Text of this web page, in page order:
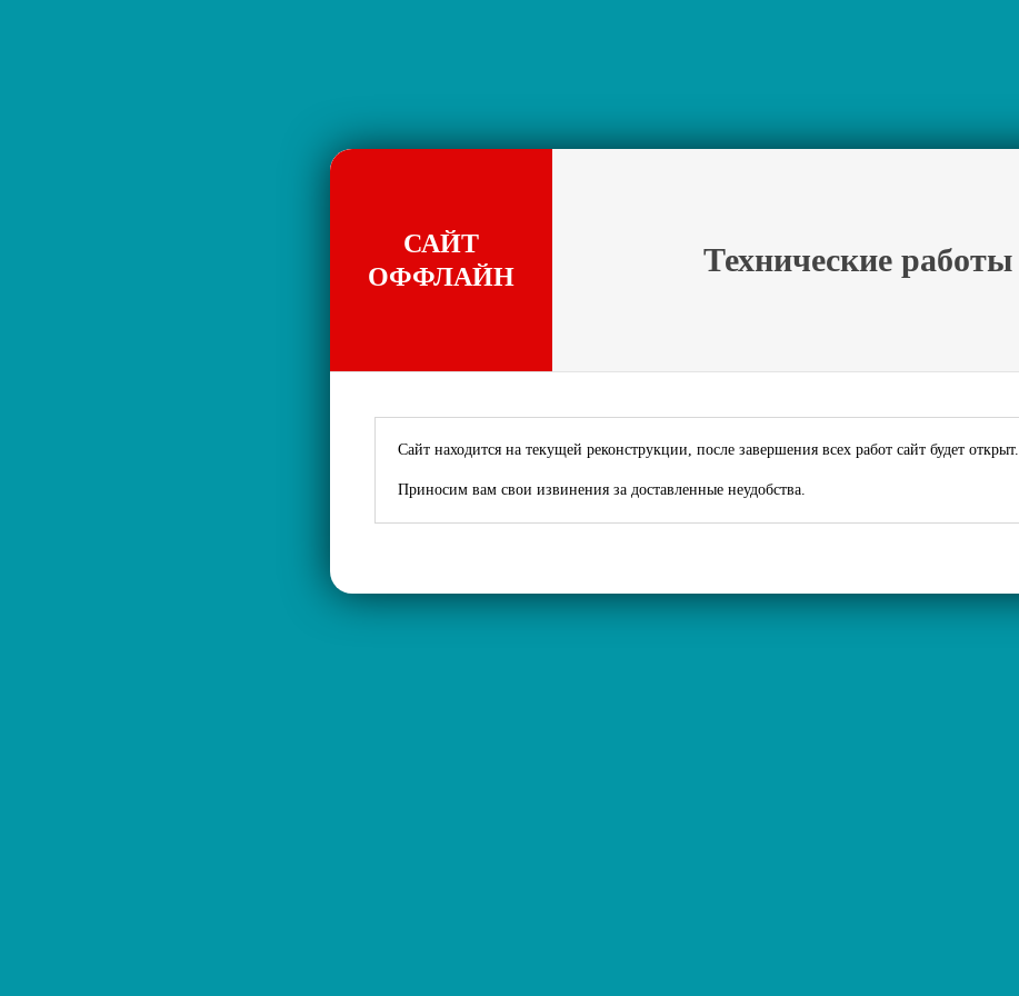
Технические работы
САЙТ
ОФФЛАЙН
Сайт находится на текущей реконструкции, после завершения всех работ сайт будет открыт.
Приносим вам свои извинения за доставленные неудобства.